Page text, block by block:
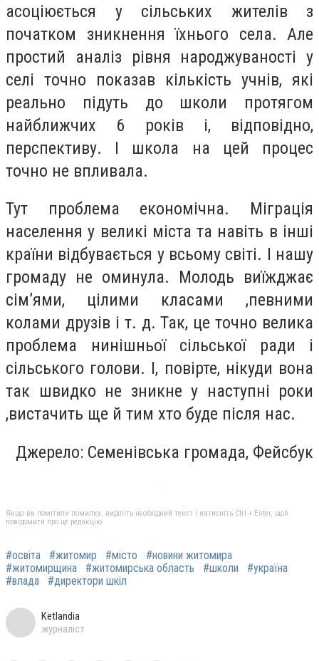
асоціюється у сільських жителів з
початком зникнення їхнього села. Але
простий аналіз рівня народжуваності у
селі точно показав кількість учнів, які
реально підуть до школи протягом
найближчих 6 років і, відповідно,
перспективу. І школа на цей процес
точно не впливала.
Тут проблема економічна. Міграція
населення у великі міста та навіть в інші
країни відбувається у всьому світі. І нашу
громаду не оминула. Молодь виїжджає
сім’ями, цілими класами ,певними
колами друзів і т. д. Так, це точно велика
проблема нинішньої сільської ради і
сільського голови. І, повірте, нікуди вона
так швидко не зникне у наступні роки
,вистачить ще й тим хто буде після нас.
Джерело: Семенівська громада, Фейсбук
Якщо ви помітили помилку, виділіть необхідний текст і натисніть Ctrl + Enter, щоб
повідомити про це редакцію
#освіта #житомир #місто
#новини житомира
#житомирщина
#житомирська область #школи
#україна
#влада
#директори шкіл
Ketlandia
журналіст